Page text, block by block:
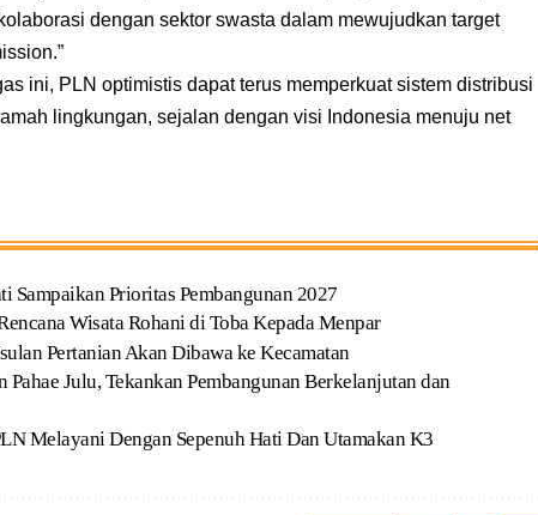
dengan sektor swasta dalam mewujudkan target
ini, PLN optimistis dapat terus memperkuat sistem distribusi
lingkungan, sejalan dengan visi Indonesia menuju net
Sampaikan Prioritas Pembangunan 2027
Wisata Rohani di Toba Kepada Menpar
Pertanian Akan Dibawa ke Kecamatan
Julu, Tekankan Pembangunan Berkelanjutan dan
Melayani Dengan Sepenuh Hati Dan Utamakan K3